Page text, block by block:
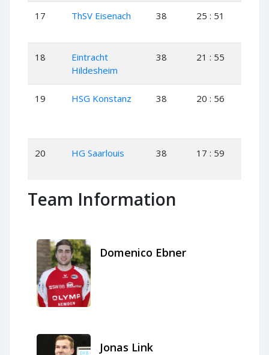
17 ThSV Eisenach 38 25 : 51
18
Eintracht
Hildesheim
38 21 : 55
19 HSG Konstanz 38 20 : 56
20 HG Saarlouis 38 17 : 59
Team Information
Domenico Ebner
Jonas Link